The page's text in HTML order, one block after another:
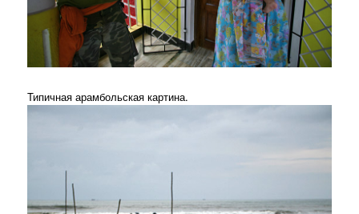
Типичная арамбольская картина.